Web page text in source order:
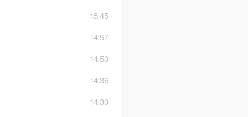
15:45
14:57
14:50
14:36
14:30